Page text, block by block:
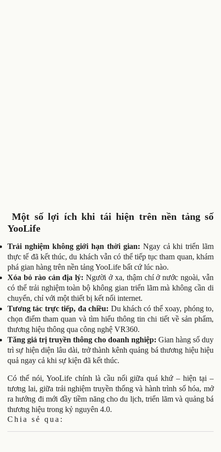
Một số lợi ích khi tái hiện trên nền tảng số
YooLife
Trải nghiệm không giới hạn thời gian: Ngay cả khi triển lãm
thực tế đã kết thúc, du khách vẫn có thể tiếp tục tham quan, khám
phá gian hàng trên nền tảng YooLife bất cứ lúc nào.
Xóa bỏ rào cản địa lý: Người ở xa, thậm chí ở nước ngoài, vẫn
có thể trải nghiệm toàn bộ không gian triển lãm mà không cần di
chuyển, chỉ với một thiết bị kết nối internet.
Tương tác trực tiếp, đa chiều: Du khách có thể xoay, phóng to,
chọn điểm tham quan và tìm hiểu thông tin chi tiết về sản phẩm,
thương hiệu thông qua công nghệ VR360.
Tăng giá trị truyền thông cho doanh nghiệp: Gian hàng số duy
trì sự hiện diện lâu dài, trở thành kênh quảng bá thương hiệu hiệu
quả ngay cả khi sự kiện đã kết thúc.
Có thể nói, YooLife chính là cầu nối giữa quá khứ – hiện tại –
tương lai, giữa trải nghiệm truyền thống và hành trình số hóa, mở
ra hướng đi mới đầy tiềm năng cho du lịch, triển lãm và quảng bá
thương hiệu trong kỷ nguyên 4.0.
Chia sẻ qua: